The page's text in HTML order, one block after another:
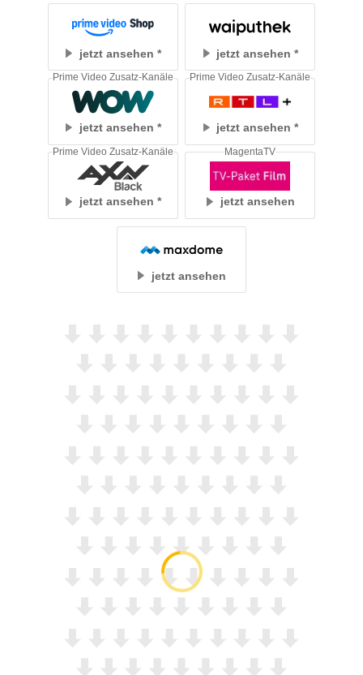
jetzt ansehen jetzt ansehen
jetzt ansehen
Prime Video Zusatz-Kanäle
jetzt ansehen
Prime Video Zusatz-Kanäle
jetzt ansehen
Prime Video Zusatz-Kanäle
jetzt ansehen
MagentaTV
jetzt ansehen